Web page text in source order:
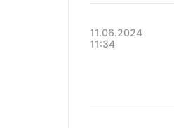
11.06.2024
11:34